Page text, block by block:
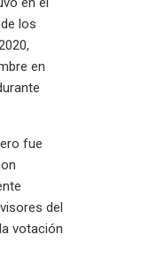
los
en
fue
del
votación